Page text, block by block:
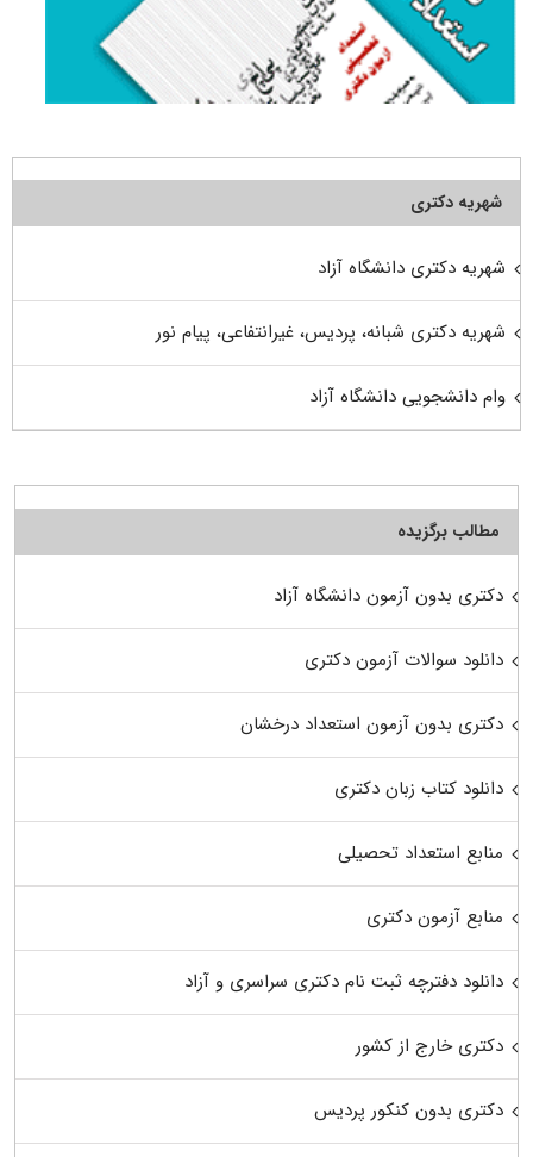
شهریه دکتری
شهریه دکتری دانشگاه آزاد
شهریه دکتری شبانه، پردیس، غیرانتفاعی، پیام نور
وام دانشجویی دانشگاه آزاد
مطالب برگزیده
دکتری بدون آزمون دانشگاه آزاد
دانلود سوالات آزمون دکتری
دکتری بدون آزمون استعداد درخشان
دانلود کتاب زبان دکتری
منابع استعداد تحصیلی
منابع آزمون دکتری
دانلود دفترچه ثبت نام دکتری سراسری و آزاد
دکتری خارج از کشور
دکتری بدون کنکور پردیس